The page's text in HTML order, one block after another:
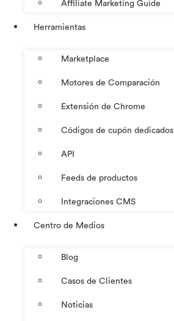
Affiliate Marketing Guide
Herramientas
Marketplace
Motores de Comparación
Extensión de Chrome
Códigos de cupón dedicados
API
Feeds de productos
Integraciones CMS
Centro de Medios
Blog
Casos de Clientes
Noticias